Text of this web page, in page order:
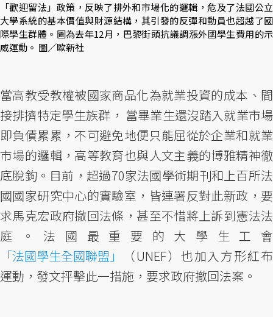
「歡迎留法」政策，反映了排外和市場化的邏輯，危及了法國公立
大學系統的基本價值與財源結構，其引發的反彈和動員也超越了國
際學生群體。圖為去年12月，巴黎街頭抗議調漲外國學生費用的示
威運動。 圖／歐新社
當高教受教權被國家商品化為就業投資的成本、間
接排擠特定學生族群， 當畢業生還沒踏入就業市場
即負債累累，不可避免地便只能屈從於企業和就業
市場的邏輯，高等教育也與人文主義的博雅精神徹
底脫鉤。目前，超過70家法國學術期刊和上百所法
國國家研究中心的實驗室，皆連署反對此新政，要
求馬克宏政府撤回法條，甚至不惜將上訴到憲法法
庭。法國最重要的大學生工會
「法國學生全國聯盟」
（UNEF）也加入方形紅布
運動，發文抨擊此一措施，要求政府撤回法案。